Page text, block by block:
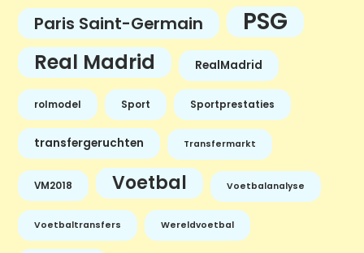
Paris Saint-Germain PSG
Real Madrid RealMadrid
rolmodel Sport Sportprestaties
transfergeruchten Transfermarkt
VM2018 Voetbal Voetbalanalyse
Voetbaltransfers Wereldvoetbal